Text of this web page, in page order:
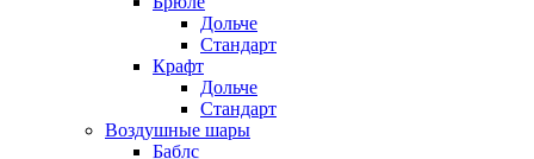
Дольче
Стандарт
Крафт
Дольче
Стандарт
Воздушные шары
Баблс